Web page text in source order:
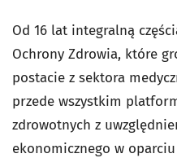
Od 16 lat integralną
Ochrony Zdrowia, które
postacie z sektora
przede wszystkim
zdrowotnych z
ekonomicznego w